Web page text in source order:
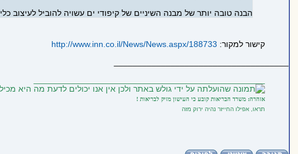
הבנה טובה יותר של מבנה השיניים של קיפודי ים עשויה להוביל לעיצוב
קישור למקור: http://www.inn.co.il/News/News.aspx/188733
אזהרה: משרד הבריאות קובע כי העישון מזיק לבריאות !
תראו, אפילו החייזר נהיה ירוק מזה